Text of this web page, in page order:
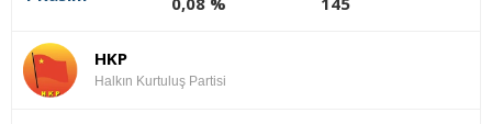
HKP
Halkın Kurtuluş Partisi